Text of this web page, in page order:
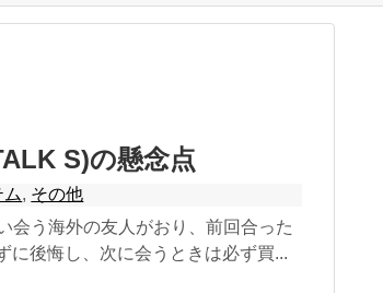
S)の懸念点
, その他
会う海外の友人がおり、前回合った
に後悔し、次に会うときは必ず買...